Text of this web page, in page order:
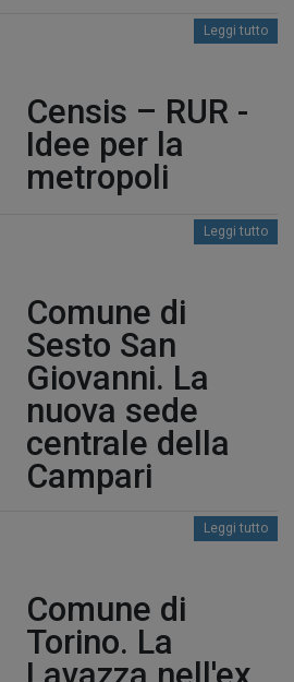
Leggi tutto
Censis – RUR -
Idee per la
metropoli
Leggi tutto
Comune di
Sesto San
Giovanni. La
nuova sede
centrale della
Campari
Leggi tutto
Comune di
Torino. La